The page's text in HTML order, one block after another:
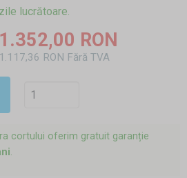
lucrătoare.
1.352,00 RON
1.117,36 RON Fără TVA
cortului oferim gratuit garanție
.